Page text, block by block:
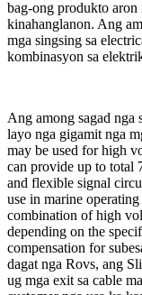
bag-ong produkto aron
kinahanglanon. Ang
mga singsing sa
kombinasyon sa
Ang among sagad nga
layo nga gigamit nga
may be used for high
can provide up to total
and flexible signal
use in marine
combination of high
depending on the
compensation for
dagat nga Rovs, ang
ug mga exit sa cable